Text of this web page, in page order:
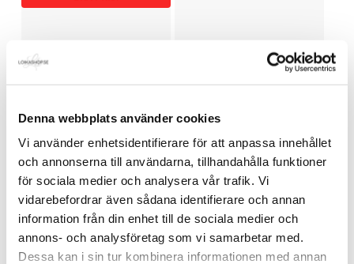
Denna webbplats använder cookies
Vi använder enhetsidentifierare för att anpassa innehållet
och annonserna till användarna, tillhandahålla funktioner
för sociala medier och analysera vår trafik. Vi
vidarebefordrar även sådana identifierare och annan
information från din enhet till de sociala medier och
annons- och analysföretag som vi samarbetar med.
Dessa kan i sin tur kombinera informationen med annan
Big rose shirt beige
699.00kr Det
ursprungliga
priset
var:
699.00kr.
399.00krDet
nuvarande
priset
är:
399.00kr.
Blus spetsmönster ljusblå
499.00kr